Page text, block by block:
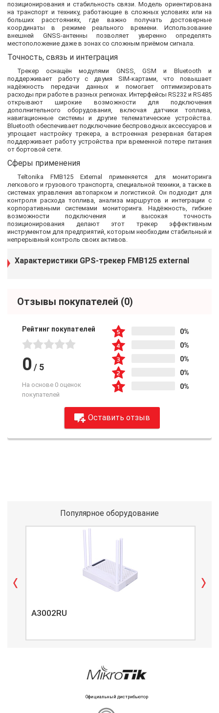
позиционирования и стабильность связи. Модель ориентирована
на транспорт и технику, работающие в сложных условиях или на
больших расстояниях, где важно получать достоверные
координаты в режиме реального времени. Использование
внешней GNSS-антенны позволяет уверенно определять
местоположение даже в зонах со сложным приёмом сигнала.
Точность, связь и интеграция
Трекер оснащён модулями GNSS, GSM и Bluetooth и
поддерживает работу с двумя SIM-картами, что повышает
надёжность передачи данных и помогает оптимизировать
расходы при работе в разных регионах. Интерфейсы RS232 и RS485
открывают широкие возможности для подключения
дополнительного оборудования, включая датчики топлива,
навигационные системы и другие телематические устройства.
Bluetooth обеспечивает подключение беспроводных аксессуаров и
упрощает настройку трекера, а встроенная резервная батарея
поддерживает работу устройства при временной потере питания
от бортовой сети.
Сферы применения
Teltonika FMB125 External применяется для мониторинга
легкового и грузового транспорта, специальной техники, а также в
системах управления автопарком и логистикой. Он подходит для
контроля расхода топлива, анализа маршрутов и интеграции с
корпоративными системами мониторинга. Надёжность, гибкие
возможности подключения и высокая точность
позиционирования делают этот трекер эффективным
инструментом для предприятий, которым необходим стабильный и
непрерывный контроль своих активов.
Характеристики GPS-трекер FMB125 external
Отзывы покупателей (0)
Рейтинг покупателей
0 / 5
На основе 0 оценок
покупателей
0%
0%
0%
0%
0%
Оставить отзыв
Популярное оборудование
A3002RU
Официальный дистрибьютор